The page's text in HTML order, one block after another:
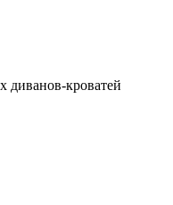
диванов-кроватей